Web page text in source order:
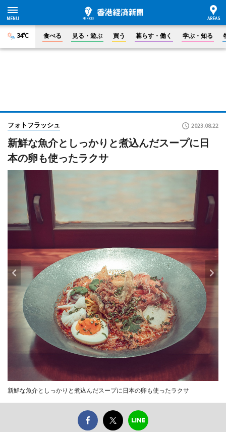
34°C 食べる 見る・遊ぶ 買う 暮らす・働く 学ぶ・知る
フォトフラッシュ 2023.08.22
新鮮な魚介としっかりと煮込んだスープに日
本の卵も使ったラクサ
新鮮な魚介としっかりと煮込んだスープに日本の卵も使ったラクサ